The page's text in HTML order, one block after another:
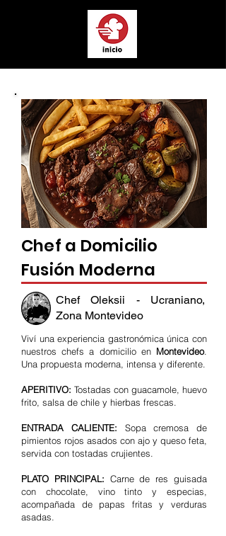
Chef a Domicilio
Fusión Moderna
Chef Oleksii - Ucraniano,
Zona Montevideo
Viví una experiencia gastronómica única con
nuestros chefs a domicilio en Montevideo.
Una propuesta moderna, intensa y diferente.
APERITIVO: Tostadas con guacamole, huevo
frito, salsa de chile y hierbas frescas.
ENTRADA CALIENTE: Sopa cremosa de
pimientos rojos asados con ajo y queso feta,
servida con tostadas crujientes.
PLATO PRINCIPAL: Carne de res guisada
con chocolate, vino tinto y especias,
acompañada de papas fritas y verduras
asadas.